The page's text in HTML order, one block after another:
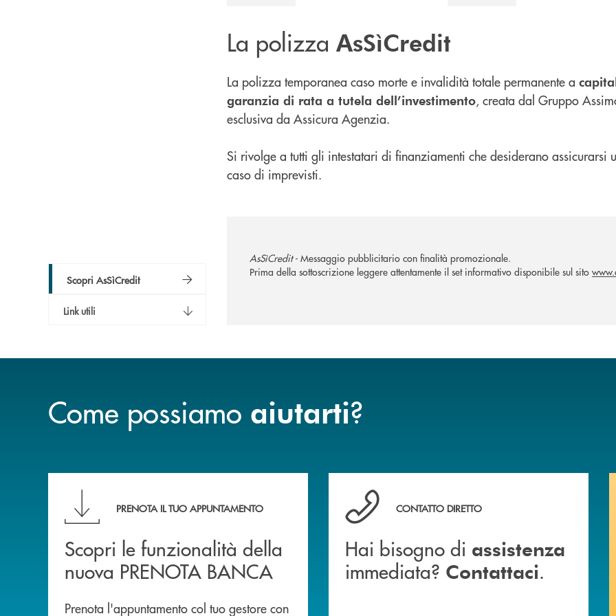
Scopri AsSìCredit
Link utili
La polizza AsSìCredit
La polizza temporanea caso morte e invalidità totale permanente a
garanzia di rata a tutela dell’investimento, creata dal Gruppo
esclusiva da Assicura Agenzia.
Si rivolge a tutti gli intestatari di finanziamenti che desiderano assicurarsi
caso di imprevisti.
AsSìCredit - Messaggio pubblicitario con finalità promozionale.
Prima della sottoscrizione leggere attentamente il set informativo disponibile sul sito
Come possiamo aiutarti?
PRENOTA IL TUO APPUNTAMENTO
Scopri le funzionalità della
nuova PRENOTA BANCA
Prenota l'appuntamento col tuo gestore con
Hai bisogno di assistenza immediata? Contattaci .
CONTATTO DIRETTO
Hai bisogno di assistenza
immediata? Contattaci.